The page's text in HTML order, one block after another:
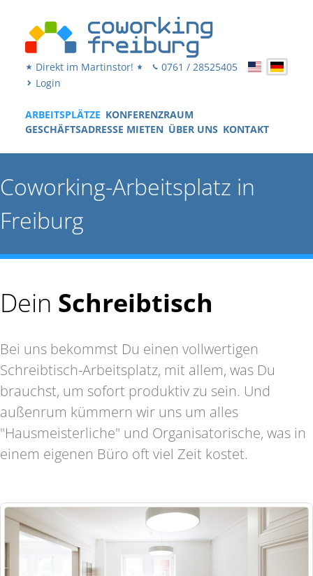
Direkt im Martinstor!
0761 / 28525405
Login
ARBEITSPLÄTZE KONFERENZRAUM
GESCHÄFTSADRESSE MIETEN ÜBER UNS KONTAKT
Coworking-Arbeitsplatz in
Freiburg
Dein Schreibtisch
Bei uns bekommst Du einen vollwertigen
Schreibtisch-Arbeitsplatz, mit allem, was Du
brauchst, um sofort produktiv zu sein. Und
außenrum kümmern wir uns um alles
"Hausmeisterliche" und Organisatorische, was in
einem eigenen Büro oft viel Zeit kostet.